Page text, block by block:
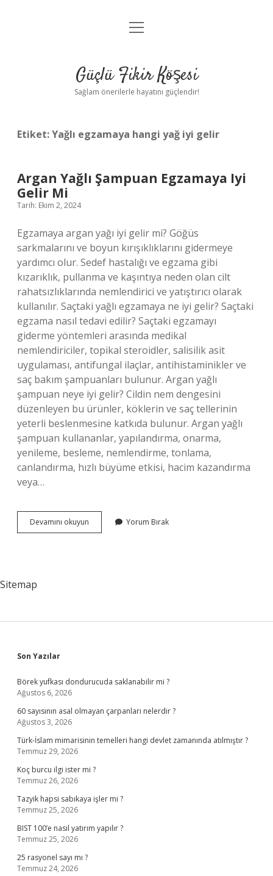
Anasayfa
Yasal Uyarı
menüyü
Güçlü Fikir Köşesi
Sağlam önerilerle hayatını güçlendir!
Etiket:Yağlı egzamaya hangi yağ iyi gelir
Argan Yağlı Şampuan Egzamaya Iyi
Gelir Mi
Tarih: Ekim 2, 2024
Egzamaya argan yağı iyi gelir mi? Göğüs
sarkmalarını ve boyun kırışıklıklarını gidermeye
yardımcı olur. Sedef hastalığı ve egzama gibi
kızarıklık, pullanma ve kaşıntıya neden olan cilt
rahatsızlıklarında nemlendirici ve yatıştırıcı olarak
kullanılır. Saçtaki yağlı egzamaya ne iyi gelir? Saçtaki
egzama nasıl tedavi edilir? Saçtaki egzamayı
giderme yöntemleri arasında medikal
nemlendiriciler, topikal steroidler, salisilik asit
uygulaması, antifungal ilaçlar, antihistaminikler ve
saç bakım şampuanları bulunur. Argan yağlı
şampuan neye iyi gelir? Cildin nem dengesini
düzenleyen bu ürünler, köklerin ve saç tellerinin
yeterli beslenmesine katkıda bulunur. Argan yağlı
şampuan kullananlar, yapılandırma, onarma,
yenileme, besleme, nemlendirme, tonlama,
canlandırma, hızlı büyüme etkisi, hacim kazandırma
veya…
Devamını okuyun
Yağlı
Yorum Bırak
Sitemap
Sidebar
Son Yazılar
Börek yufkası dondurucuda saklanabilir mi ?
Ağustos 6, 2026
60 sayısının asal olmayan çarpanları nelerdir ?
Ağustos 3, 2026
Türk-İslam mimarisinin temelleri hangi devlet zamanında atılmıştır ?
Temmuz 29, 2026
Koç burcu ilgi ister mi ?
Temmuz 26, 2026
Tazyik hapsi sabıkaya işler mi ?
Temmuz 25, 2026
BIST 100’e nasıl yatırım yapılır ?
Temmuz 25, 2026
25 rasyonel sayı mı ?
Temmuz 24, 2026